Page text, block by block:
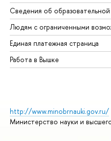
Сведения об образовательной
Людям с ограниченными
Единая платежная страница
Работа в Вышке
http://www.minobrnauki.gov.ru/
Министерство науки и